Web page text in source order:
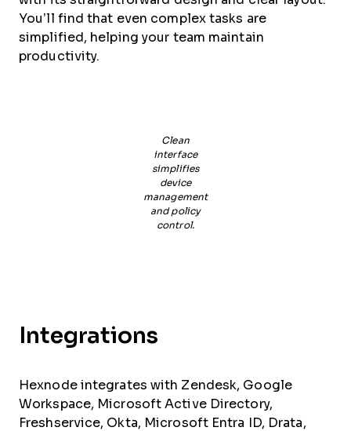
You’ll find that even complex tasks are
simplified, helping your team maintain
productivity.
Clean
interface
simplifies
device
management
and policy
control.
Integrations
Hexnode integrates with Zendesk, Google
Workspace, Microsoft Active Directory,
Freshservice, Okta, Microsoft Entra ID, Drata,